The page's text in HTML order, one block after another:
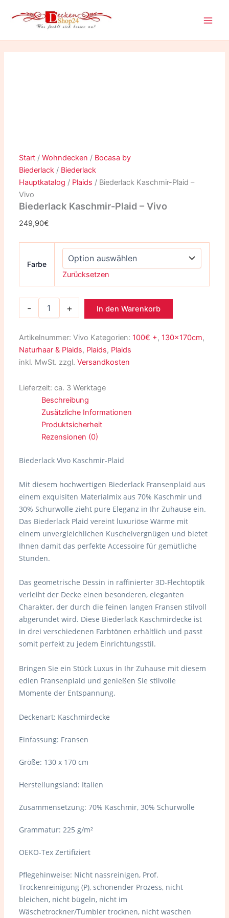
Inhalt
Start /Wohndecken / Bocasa by
Biederlack / Biederlack
Hauptkatalog / Plaids / Biederlack Kaschmir-Plaid –
Vivo
Biederlack Kaschmir-Plaid – Vivo
249,90€
Farbe
Zurücksetzen
-
Kaschmir-
Plaid
+ In den Warenkorb
Artikelnummer:Vivo Kategorien:100€ +,130x170cm,
Naturhaar & Plaids, Plaids, Plaids
inkl. MwSt. zzgl.Versandkosten
Lieferzeit:ca. 3 Werktage
Beschreibung
Zusätzliche Informationen
Produktsicherheit
Rezensionen (0)
Biederlack Vivo Kaschmir-Plaid
Mit diesem hochwertigen Biederlack Fransenplaid aus
einem exquisiten Materialmix aus 70% Kaschmir und
30% Schurwolle zieht pure Eleganz in Ihr Zuhause ein.
Das Biederlack Plaid vereint luxuriöse Wärme mit
einem unvergleichlichen Kuschelvergnügen und bietet
Ihnen damit das perfekte Accessoire für gemütliche
Stunden.
Das geometrische Dessin in raffinierter 3D-Flechtoptik
verleiht der Decke einen besonderen, eleganten
Charakter, der durch die feinen langen Fransen stilvoll
abgerundet wird. Diese Biederlack Kaschmirdecke ist
in drei verschiedenen Farbtönen erhältlich und passt
somit perfekt zu jedem Einrichtungsstil.
Bringen Sie ein Stück Luxus in Ihr Zuhause mit diesem
edlen Fransenplaid und genießen Sie stilvolle
Momente der Entspannung.
Deckenart: Kaschmirdecke
Einfassung: Fransen
Größe: 130 x 170 cm
Herstellungsland: Italien
Zusammensetzung: 70% Kaschmir, 30% Schurwolle
Grammatur: 225 g/m²
OEKO-Tex Zertifiziert
Pflegehinweise: Nicht nassreinigen, Prof.
Trockenreinigung (P), schonender Prozess, nicht
bleichen, nicht bügeln, nicht im
Wäschetrockner/Tumbler trocknen, nicht waschen
mehrere
Varianten
mehrere
Varianten